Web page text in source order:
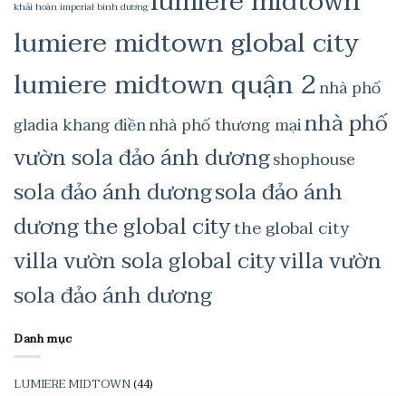
khải hoàn imperial bình dương
lumiere midtown global city
lumiere midtown quận 2nhà phố
gladia khang điềnnhà phố thương mạinhà phố
vườn sola đảo ánh dươngshophouse
sola đảo ánh dươngsola đảo ánh
dương the global citythe global city
villa vườn sola global cityvilla vườn
sola đảo ánh dương
Danh mục
LUMIERE MIDTOWN(44)